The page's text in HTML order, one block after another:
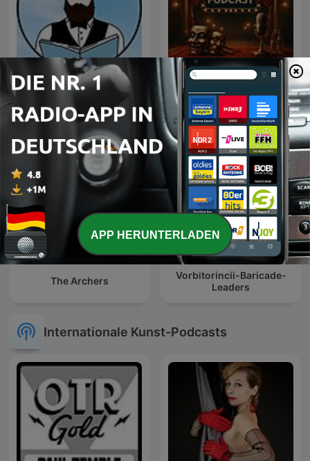
Μικρός Αναγνώστης
Θέατρο με Αγγελή
Γεωργία, ραδιοφωνικά
θεατρικά έργα
The Archers
Vorbitorincii-Baricade-
Leaders
Internationale Kunst-Podcasts
APP HERUNTERLADEN